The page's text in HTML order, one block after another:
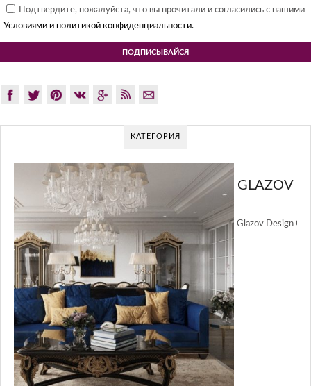
Подтвердите, пожалуйста, что вы прочитали и согласились с нашими
Условиями и политикой конфиденциальности.
КАТЕГОРИЯ